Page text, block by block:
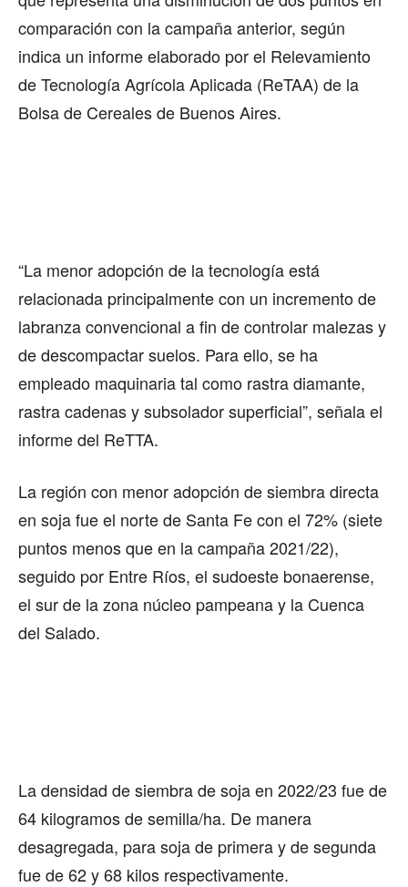
comparación con la campaña anterior, según
indica un informe elaborado por el Relevamiento
de Tecnología Agrícola Aplicada (ReTAA) de la
Bolsa de Cereales de Buenos Aires.
“La menor adopción de la tecnología está
relacionada principalmente con un incremento de
labranza convencional a fin de controlar malezas y
de descompactar suelos. Para ello, se ha
empleado maquinaria tal como rastra diamante,
rastra cadenas y subsolador superficial”, señala el
informe del ReTTA.
La región con menor adopción de siembra directa
en soja fue el norte de Santa Fe con el 72% (siete
puntos menos que en la campaña 2021/22),
seguido por Entre Ríos, el sudoeste bonaerense,
el sur de la zona núcleo pampeana y la Cuenca
del Salado.
La densidad de siembra de soja en 2022/23 fue de
64 kilogramos de semilla/ha. De manera
desagregada, para soja de primera y de segunda
fue de 62 y 68 kilos respectivamente.